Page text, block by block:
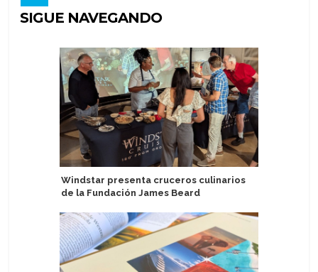
SIGUE NAVEGANDO
Windstar presenta cruceros culinarios
de la Fundación James Beard